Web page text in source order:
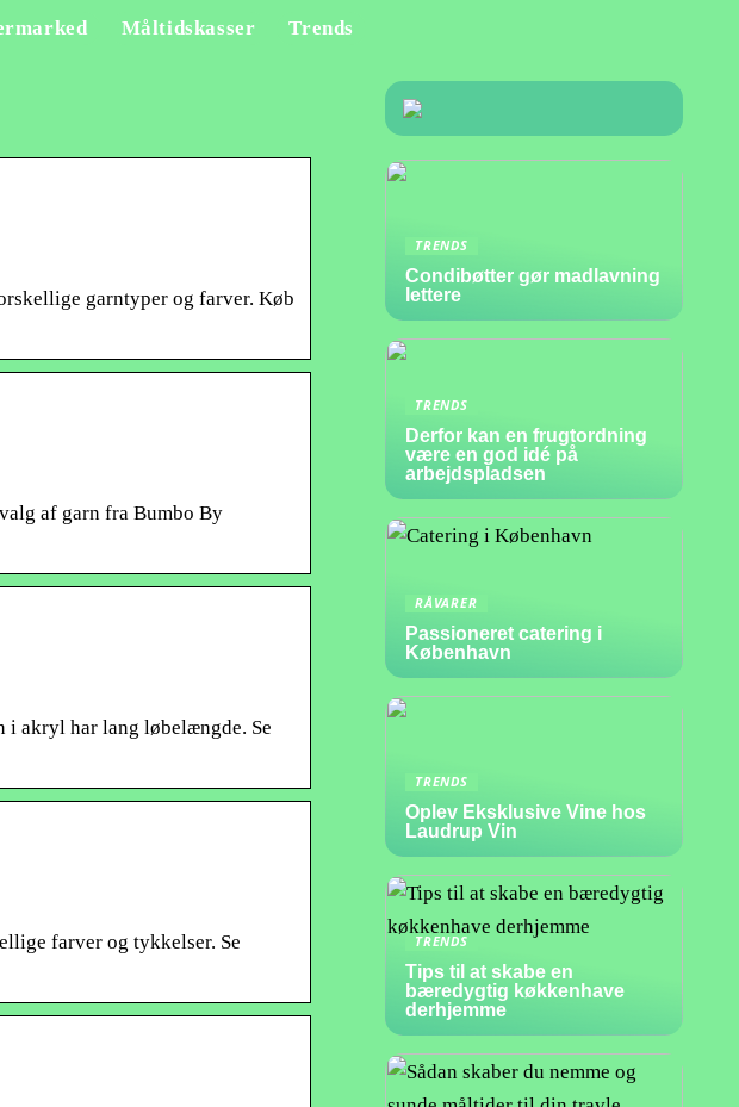
Måltidskasser Trends
garntyper og farver. Køb
af garn fra Bumbo By
akryl har lang løbelængde. Se
farver og tykkelser. Se
TRENDS
Condibøtter gør madlavning
lettere
TRENDS
Derfor kan en frugtordning
være en god idé på
arbejdspladsen
RÅVARER
Passioneret catering i
København
TRENDS
Oplev Eksklusive Vine hos
Laudrup Vin
TRENDS
Tips til at skabe en
bæredygtig køkkenhave
derhjemme